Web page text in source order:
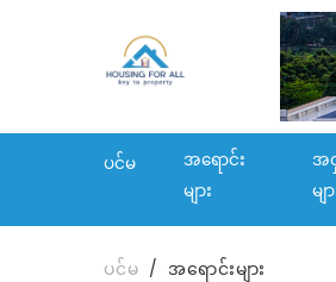
ပင်မ
အရောင်း
များ
အ
မျ
ပင်မ အရောင်းများ